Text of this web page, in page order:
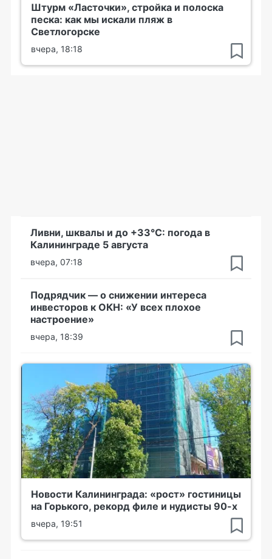
Штурм «Ласточки», стройка и полоска
песка: как мы искали пляж в
Светлогорске
вчера, 18:18
Ливни, шквалы и до +33°С: погода в
Калининграде 5 августа
вчера, 07:18
Подрядчик — о снижении интереса
инвесторов к ОКН: «У всех плохое
настроение»
вчера, 18:39
Новости Калининграда: «рост» гостиницы
на Горького, рекорд филе и нудисты 90-х
вчера, 19:51